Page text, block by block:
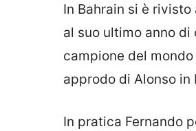
In Bahrain si è rivisto
al suo ultimo anno
campione del
approdo di Alonso
In pratica Fernando